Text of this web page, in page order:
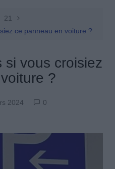
21
ce panneau en voiture ?
si vous croisiez
?
2024
0